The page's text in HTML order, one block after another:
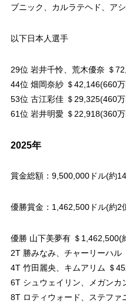
ブニック、カルラテヘド、ア
以下日本人選手
29位 岩井千怜、荒木優奈 ＄
44位 畑岡奈紗 ＄42,146(660
53位 古江彩佳 ＄29,325(460
61位 岩井明愛 ＄22,918(360
2025年
賞金総額：9,500,000ドル(約
優勝賞金：1,462,500ドル(約2
優勝 山下美夢有 ＄1,462,500(
2T 勝みなみ、チャーリーハ
4T 竹田麗央、キムアリム ＄
6T シュウェイリン、メガンカ
8T ロティウォード、ステファ